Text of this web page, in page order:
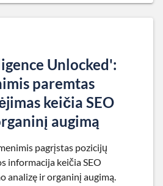
Unlocked':
paremtas
keičia SEO
augimą
pagrįstas pozicijų
informacija keičia SEO
analizę ir organinį augimą.